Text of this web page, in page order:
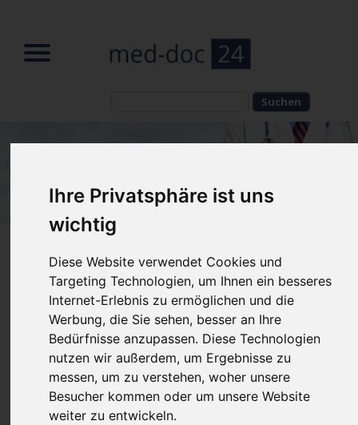
Ihre Privatsphäre ist uns
wichtig
Diese Website verwendet Cookies und
Targeting Technologien, um Ihnen ein besseres
Internet-Erlebnis zu ermöglichen und die
Werbung, die Sie sehen, besser an Ihre
Bedürfnisse anzupassen. Diese Technologien
nutzen wir außerdem, um Ergebnisse zu
messen, um zu verstehen, woher unsere
Besucher kommen oder um unsere Website
weiter zu entwickeln.
Cellulite Behandlung in Graz:
effizient und nachhaltig